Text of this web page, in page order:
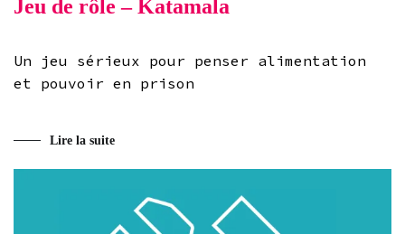
Jeu de rôle – Katamala
Un jeu sérieux pour penser alimentation
et pouvoir en prison
Lire la suite